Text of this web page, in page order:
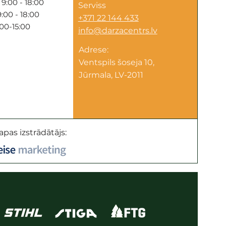
- 18:00
- 18:00
15:00
Serviss
+371 22 144 433
info@darzacentrs.lv
Adrese:
Ventspils šoseja 10,
Jūrmala, LV-2011
izstrādātājs: